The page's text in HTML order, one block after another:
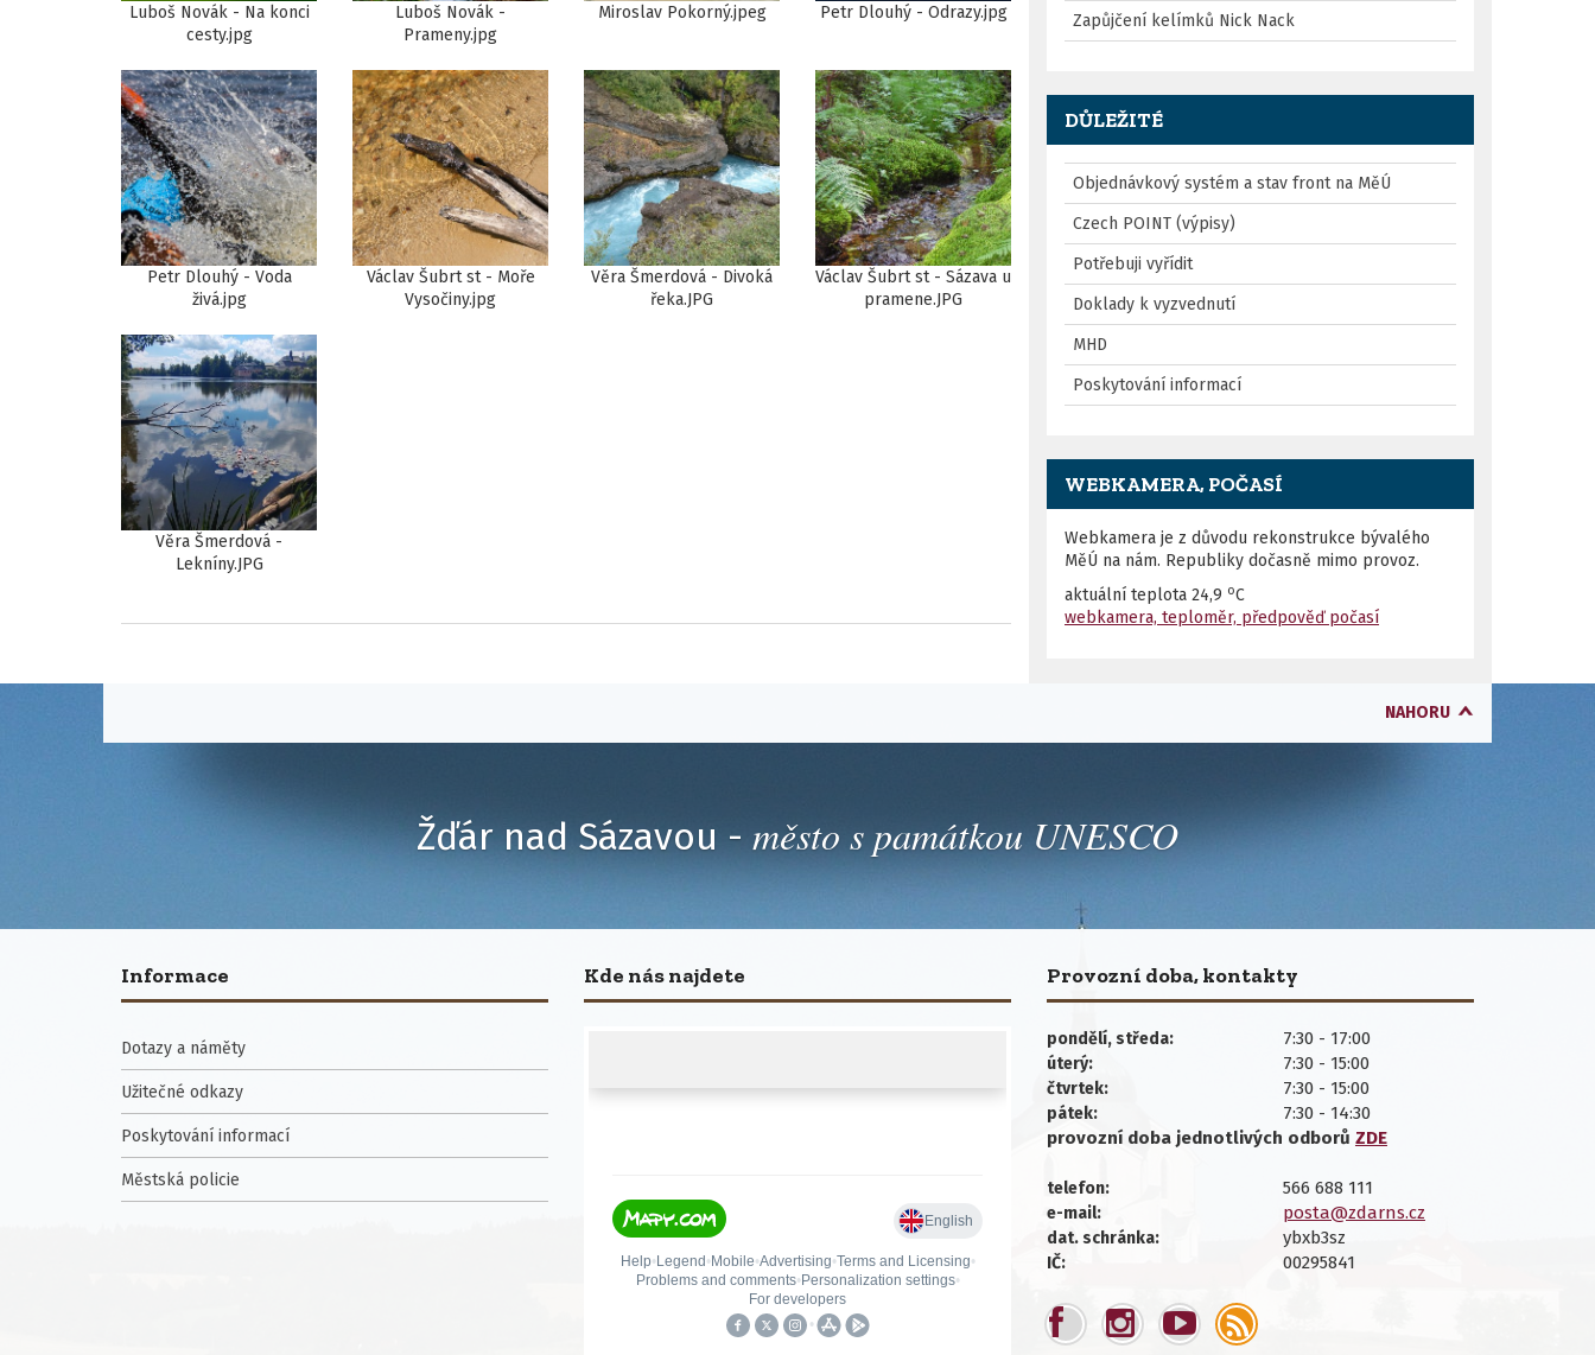
Luboš Novák - Na konci
cesty.jpg
Luboš Novák -
Prameny.jpg
Miroslav Pokorný.jpeg Petr Dlouhý - Odrazy.jpg
Petr Dlouhý - Voda
živá.jpg
Václav Šubrt st - Moře
Vysočiny.jpg
Věra Šmerdová - Divoká
řeka.JPG
Václav Šubrt st - Sázava u
pramene.JPG
Věra Šmerdová -
Lekníny.JPG
Zapůjčení kelímků Nick Nack
DŮLEŽITÉ
Objednávkový systém a stav front na MěÚ
Czech POINT (výpisy)
Potřebuji vyřídit
Doklady k vyzvednutí
MHD
Poskytování informací
WEBKAMERA, POČASÍ
Webkamera je z důvodu rekonstrukce bývalého
MěÚ na nám. Republiky dočasně mimo provoz.
aktuální teplota 24,9 oC
webkamera, teploměr, předpověď počasí
NAHORU
Žďár nad Sázavou - město s památkou UNESCO
Informace
Dotazy a náměty
Užitečné odkazy
Poskytování informací
Městská policie
Provozní doba, kontakty
pondělí, středa: 7:30 - 17:00
úterý: 7:30 - 15:00
čtvrtek: 7:30 - 15:00
pátek:
7:30 - 14:30
provozní doba jednotlivých odborů ZDE
telefon: 566 688 111
e-mail: posta@zdarns.cz
dat. schránka: ybxb3sz
IČ: 00295841
Kde nás najdete